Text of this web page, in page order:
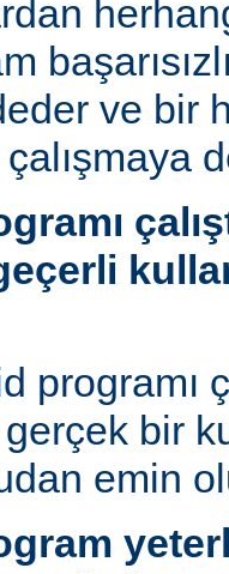
ve bir
programı
bir
emin